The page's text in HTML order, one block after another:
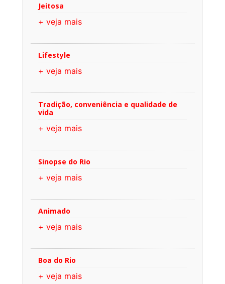
Jeitosa
+ veja mais
Lifestyle
+ veja mais
Tradição, conveniência e qualidade de
vida
+ veja mais
Sinopse do Rio
+ veja mais
Animado
+ veja mais
Boa do Rio
+ veja mais